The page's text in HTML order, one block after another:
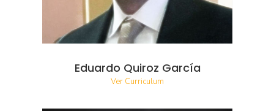
Eduardo Quiroz García
Ver Curriculum